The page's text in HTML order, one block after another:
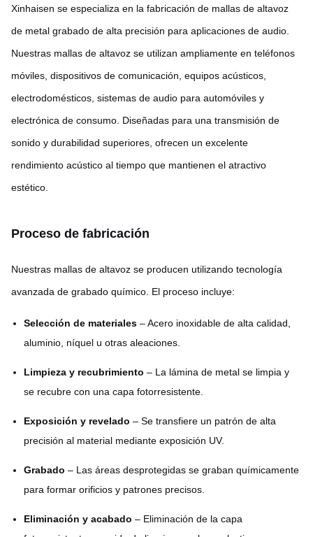
Xinhaisen se especializa en la fabricación de mallas de altavoz
de metal grabado de alta precisión para aplicaciones de audio.
Nuestras mallas de altavoz se utilizan ampliamente en teléfonos
móviles, dispositivos de comunicación, equipos acústicos,
electrodomésticos, sistemas de audio para automóviles y
electrónica de consumo. Diseñadas para una transmisión de
sonido y durabilidad superiores, ofrecen un excelente
rendimiento acústico al tiempo que mantienen el atractivo
estético.
Proceso de fabricación
Nuestras mallas de altavoz se producen utilizando tecnología
avanzada de grabado químico. El proceso incluye:
Selección de materiales – Acero inoxidable de alta calidad,
aluminio, níquel u otras aleaciones.
Limpieza y recubrimiento – La lámina de metal se limpia y
se recubre con una capa fotorresistente.
Exposición y revelado – Se transfiere un patrón de alta
precisión al material mediante exposición UV.
Grabado – Las áreas desprotegidas se graban químicamente
para formar orificios y patrones precisos.
Eliminación y acabado – Eliminación de la capa